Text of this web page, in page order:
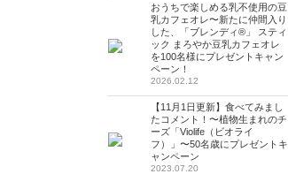
おうちで楽しめる乳不使用の豆
乳カフェオレ〜新たに仲間入り
した、「ブレンディ®」 スティ
ック まろやか豆乳カフェオレ
を100名様にプレゼントキャン
ペーン！
2026.02.12
【11月1日更新】食べてみまし
たコメント！〜植物生まれのチ
ーズ「Violife（ビオライ
フ）」〜50名歳にプレゼントキ
ャンペーン
2023.07.20